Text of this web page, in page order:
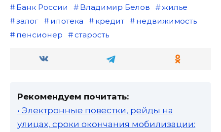
Банк России Владимир Белов
жилье
залог
ипотека кредит
недвижимость
пенсионер
старость
Рекомендуем почитать:
• Электронные повестки, рейды на
улицах, сроки окончания мобилизации: